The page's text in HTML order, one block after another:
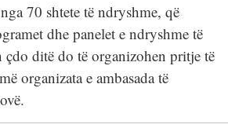
70 shtete të ndryshme, që
dhe panelet e ndryshme të
çdo ditë do të organizohen pritje të
organizata e ambasada të